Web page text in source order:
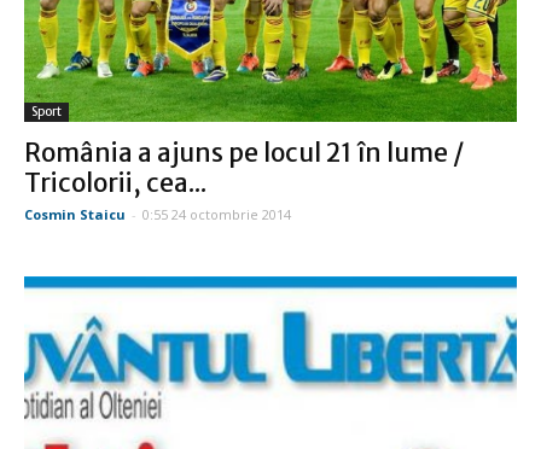
Sport
România a ajuns pe locul 21 în lume /
Tricolorii, cea...
Cosmin Staicu - 0:55 24 octombrie 2014